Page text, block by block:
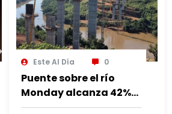
Este Al Día 0
Puente sobre el río
Monday alcanza 42%
de avance con